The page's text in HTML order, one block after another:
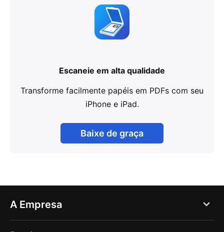
Escaneie em alta qualidade
Transforme facilmente papéis em PDFs com seu
iPhone e iPad.
Baixe de graça
A Empresa
Blog